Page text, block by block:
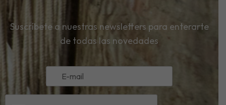
Suscríbete a nuestras newsletters para enterarte
de todas las novedades